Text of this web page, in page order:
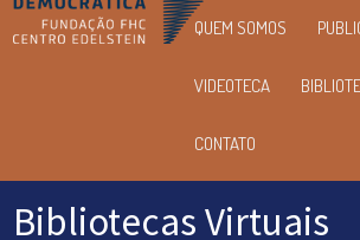
Menu
principal
QUEM SOMOS
VIDEOTECA
CONTATO
Bibliotecas Virtuais